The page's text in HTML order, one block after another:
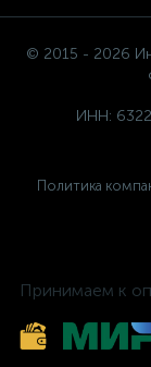
© 2015 - 2026
ИНН:
Политика
Принимаем к